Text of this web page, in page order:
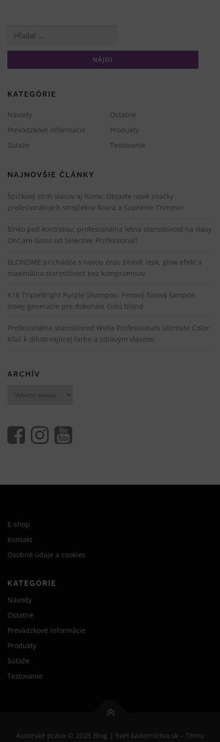
i
v
l
á
k
o
h
KATEGÓRIE
Návody
Ostatné
Prevádzkové informácie
Produkty
Súťaže
Testovanie
NAJNOVŠIE ČLÁNKY
Špičkový strih vlasov aj fúzov: Objavte nové značky
profesionálnych strojčekov Rovra a Supreme Trimmer
Slnko pod kontrolou: profesionálna letná starostlivosť na vlasy
OnCare Gloss od Selective Professional!
BLONDME prichádza s novou érou blond: lesk, glow efekt a
maximálna starostlivosť bez kompromisov
K18 TripleBright Purple Shampoo: Penový fialový šampón
novej generácie pre dokonale čistú blond
Profesionálna starostlivosť Wella Professionals Ultimate Color:
Kľúč k dlhotrvajúcej farbe a zdravým vlasom!
ARCHÍV
E-shop
Kontakt
Osobné údaje a cookies
KATEGÓRIE
Návody
Ostatné
Prevádzkové informácie
Produkty
Súťaže
Testovanie
Autorské práva © 2026 Blog | Svet kaderníctva.sk – Tému